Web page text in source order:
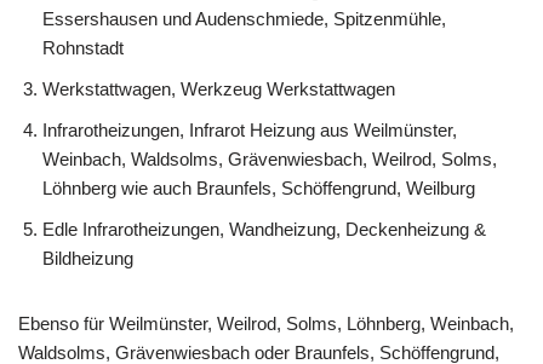
Essershausen und Audenschmiede, Spitzenmühle,
Rohnstadt
Werkstattwagen, Werkzeug Werkstattwagen
Infrarotheizungen, Infrarot Heizung aus Weilmünster,
Weinbach, Waldsolms, Grävenwiesbach, Weilrod, Solms,
Löhnberg wie auch Braunfels, Schöffengrund, Weilburg
Edle Infrarotheizungen, Wandheizung, Deckenheizung &
Bildheizung
Ebenso für Weilmünster, Weilrod, Solms, Löhnberg, Weinbach,
Waldsolms, Grävenwiesbach oder Braunfels, Schöffengrund,